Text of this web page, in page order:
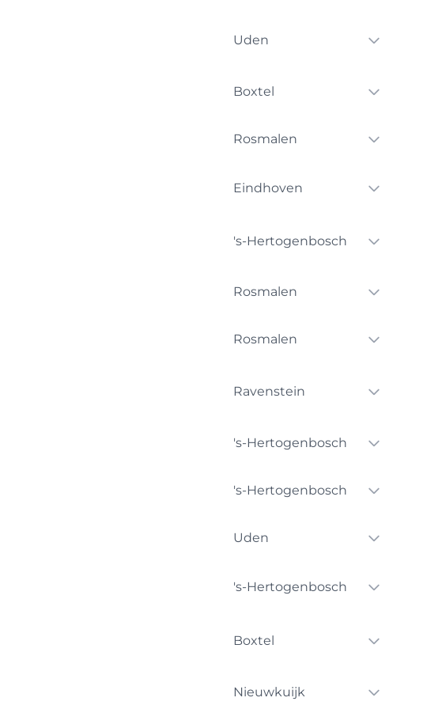
Uden
Boxtel
Rosmalen
Eindhoven
's-Hertogenbosch
Rosmalen
Rosmalen
Ravenstein
's-Hertogenbosch
's-Hertogenbosch
Uden
's-Hertogenbosch
Boxtel
Nieuwkuijk